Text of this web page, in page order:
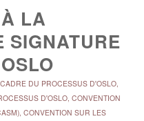
LA
SIGNATURE
DU PROCESSUS D'OSLO,
D'OSLO, CONVENTION
, CONVENTION SUR LES